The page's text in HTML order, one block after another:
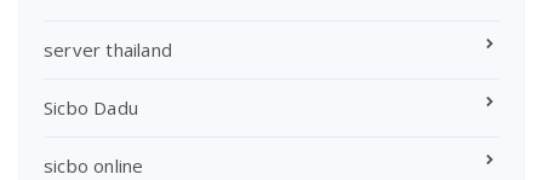
server thailand
Sicbo Dadu
sicbo online